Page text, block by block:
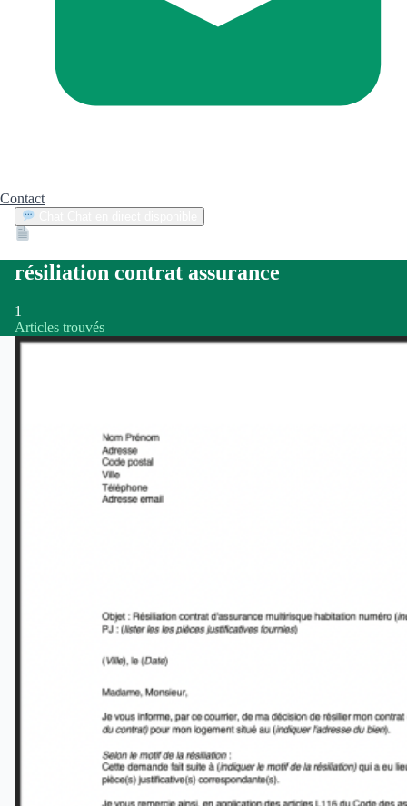
Contact
résiliation contrat assurance
1
Articles trouvés